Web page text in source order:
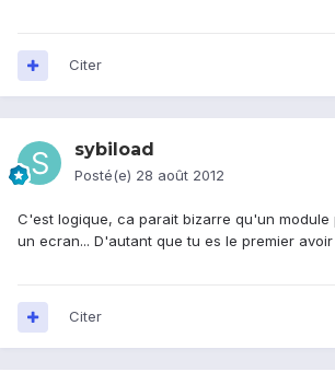
Citer
sybiload
Posté(e) 28 août 2012
C'est logique, ca parait bizarre qu'un module
un ecran... D'autant que tu es le premier
Citer